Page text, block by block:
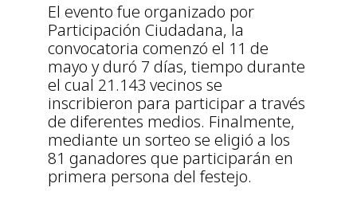
El evento fue organizado por
Participación Ciudadana, la
convocatoria comenzó el 11 de
mayo y duró 7 días, tiempo durante
el cual 21.143 vecinos se
inscribieron para participar a través
de diferentes medios. Finalmente,
mediante un sorteo se eligió a los
81 ganadores que participarán en
primera persona del festejo.